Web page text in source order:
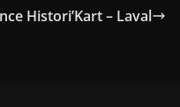
Histori’Kart – Laval